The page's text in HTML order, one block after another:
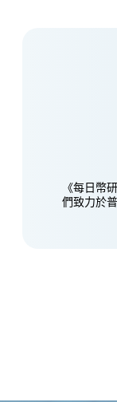
《每日幣
們致力於